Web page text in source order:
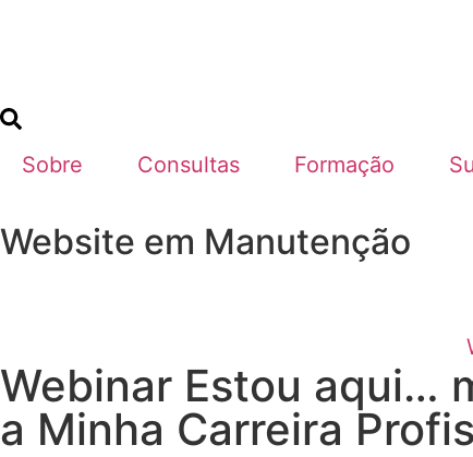
Sobre Consultas Formação
Website em Manutenção
Webinar Estou aqui…
a Minha Carreira